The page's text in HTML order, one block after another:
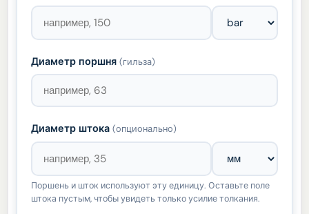
Диаметр поршня(гильза)
Диаметр штока(опционально)
Поршень и шток используют эту единицу. Оставьте поле
штока пустым, чтобы увидеть только усилие толкания.